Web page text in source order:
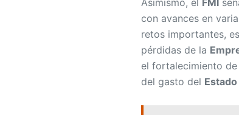
Asimismo, el FMI
con avances en
retos importantes,
pérdidas de la
el fortalecimiento de
del gasto del